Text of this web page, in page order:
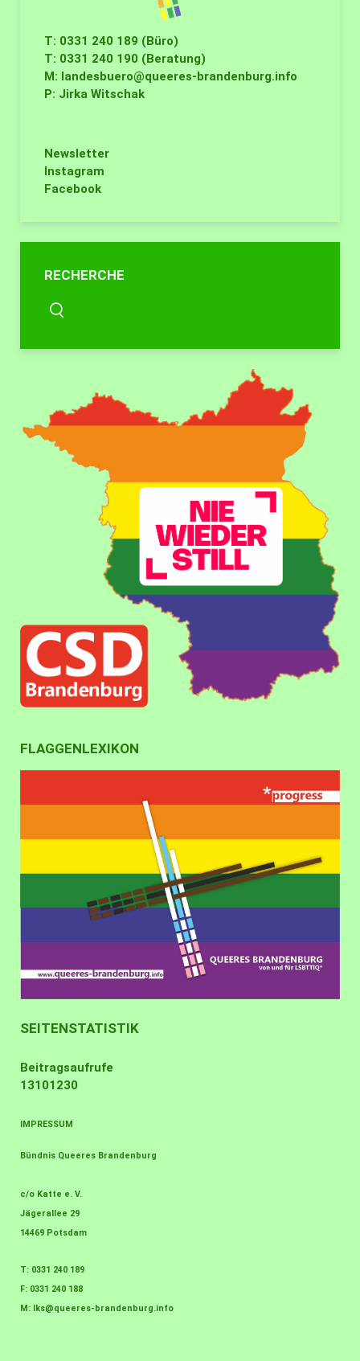
T: 0331 240 189 (Büro)
T: 0331 240 190 (Beratung)
M: landesbuero@queeres-brandenburg.info
P: Jirka Witschak
Newsletter
Instagram
Facebook
RECHERCHE
FLAGGENLEXIKON
SEITENSTATISTIK
Beitragsaufrufe
13101230
IMPRESSUM
Bündnis Queeres Brandenburg
c/o Katte e. V.
Jägerallee 29
14469 Potsdam
T: 0331 240 189
F: 0331 240 188
M:
lks@queeres-brandenburg.info